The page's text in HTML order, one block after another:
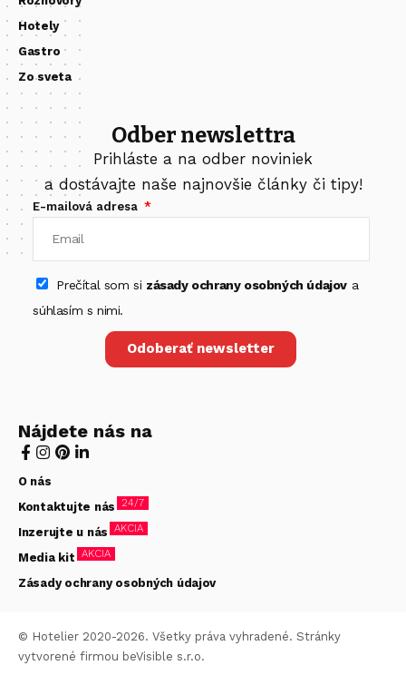
Hotely
Gastro
Zo sveta
Odber newslettra
Prihláste a na odber noviniek
a dostávajte naše najnovšie články či tipy!
E-mailová adresa
Prečítal som si zásady ochrany osobných údajova
súhlasím s nimi.
Odoberať newsletter
Nájdete nás na
O nás
Kontaktujte nás 24/7
Inzerujte u nás AKCIA
Media kit AKCIA
Zásady ochrany osobných údajov
© Hotelier 2020-2026. Všetky práva vyhradené. Stránky
vytvorené firmou beVisible s.r.o.